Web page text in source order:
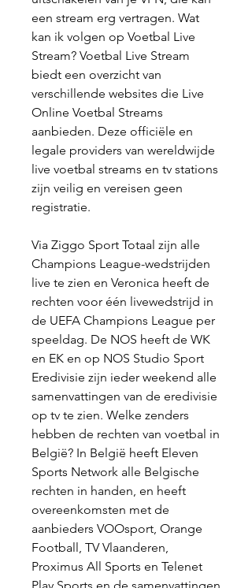
een stream erg vertragen. Wat
kan ik volgen op Voetbal Live
Stream? Voetbal Live Stream
biedt een overzicht van
verschillende websites die Live
Online Voetbal Streams
aanbieden. Deze officiële en
legale providers van wereldwijde
live voetbal streams en tv stations
zijn veilig en vereisen geen
registratie.
Via Ziggo Sport Totaal zijn alle
Champions League-wedstrijden
live te zien en Veronica heeft de
rechten voor één livewedstrijd in
de UEFA Champions League per
speeldag. De NOS heeft de WK
en EK en op NOS Studio Sport
Eredivisie zijn ieder weekend alle
samenvattingen van de eredivisie
op tv te zien. Welke zenders
hebben de rechten van voetbal in
België? In België heeft Eleven
Sports Network alle Belgische
rechten in handen, en heeft
overeenkomsten met de
aanbieders VOOsport, Orange
Football, TV Vlaanderen,
Proximus All Sports en Telenet